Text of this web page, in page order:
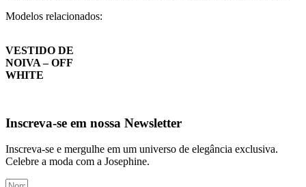
Modelos relacionados:
VESTIDO DE
NOIVA – OFF
WHITE
Inscreva-se em nossa Newsletter
Inscreva-se e mergulhe em um universo de elegância exclusiva.
Celebre a moda com a Josephine.